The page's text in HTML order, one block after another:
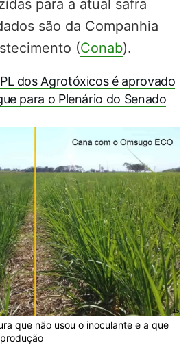
para a atual safra
são da Companhia
(Conab).
PL dos Agrotóxicos é aprovado
para o Plenário do Senado
que não usou o inoculante e a que